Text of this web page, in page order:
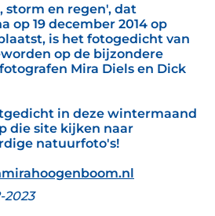
storm en regen', dat
op 19 december 2014 op
is het fotogedicht van
op de bijzondere
Mira Diels en Dick
in deze wintermaand
die site kijken naar
natuurfoto's!
2023